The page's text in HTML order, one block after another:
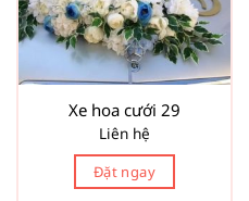
Xe hoa cưới 29
Liên hệ
Đặt ngay